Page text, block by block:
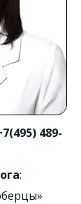
489-
: